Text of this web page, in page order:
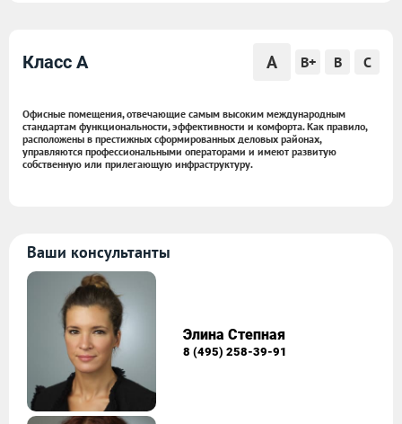
Класс A A B+ B C
Офисные помещения, отвечающие самым высоким международным
стандартам функциональности, эффективности и комфорта. Как правило,
расположены в престижных сформированных деловых районах,
управляются профессиональными операторами и имеют развитую
собственную или прилегающую инфраструктуру.
Ваши консультанты
Элина Степная
8 (495) 258-39-91